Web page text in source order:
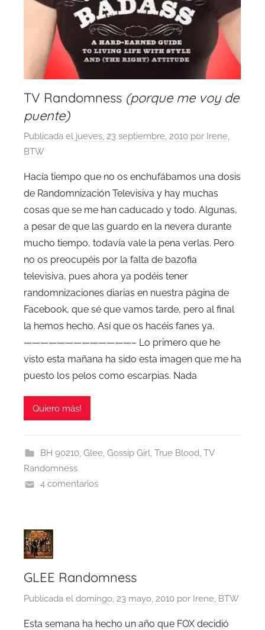
TV Randomness (porque me voy de
puente)
Publicada el jueves, 23 septiembre, 2010 por Irene,
BTW
Hacía tiempo que no os enchufábamos una dosis
de Randomnización Televisiva y hay muchas
cosas que se me han caducado y todo. Algunas,
a pesar de que las guardo en la nevera durante
mucho tiempo, todavía vale la pena verlas. Pero
no os preocupéis por la falta de bazofia
televisiva, pues ahora ya podéis tener
randomnizaciones diarias en nuestra página de
Facebook, que sé que vamos tarde, pero al final
la hemos hecho. Así que os hacéis fanes ya.
—————————————– Lo primero que he
visto esta mañana ha sido esta imagen que me ha
puesto los pelos como escarpias. Nada
Quiero más!
BH 90210, Glee, Gossip Girl, True Blood, TV
Randomness
4 comentarios
GLEE Randomness
Publicada el domingo, 23 mayo, 2010 por Irene, BTW
Esta semana ha hecho un año que FOX decidió